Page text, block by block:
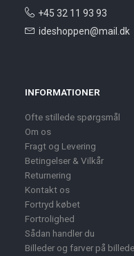
+45 32 11 93 93
ideshoppen@mail.dk
INFORMATIONER
Ofte stillede spørgsmål
Om os
Fragt og Levering
Betingelser & Vilkår
Returnering
Kontakt os
Fortryd købet
Fortrolighed
Sådan handler du
Billeder og farver på